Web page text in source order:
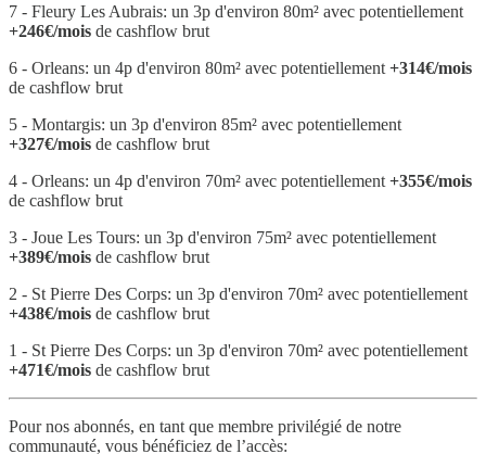
7 - Fleury Les Aubrais: un 3p d'environ 80m² avec potentiellement
+246€/mois de cashflow brut
6 - Orleans: un 4p d'environ 80m² avec potentiellement +314€/mois
de cashflow brut
5 - Montargis: un 3p d'environ 85m² avec potentiellement
+327€/mois de cashflow brut
4 - Orleans: un 4p d'environ 70m² avec potentiellement +355€/mois
de cashflow brut
3 - Joue Les Tours: un 3p d'environ 75m² avec potentiellement
+389€/mois de cashflow brut
2 - St Pierre Des Corps: un 3p d'environ 70m² avec potentiellement
+438€/mois de cashflow brut
1 - St Pierre Des Corps: un 3p d'environ 70m² avec potentiellement
+471€/mois de cashflow brut
Pour nos abonnés, en tant que membre privilégié de notre
communauté, vous bénéficiez de l’accès: